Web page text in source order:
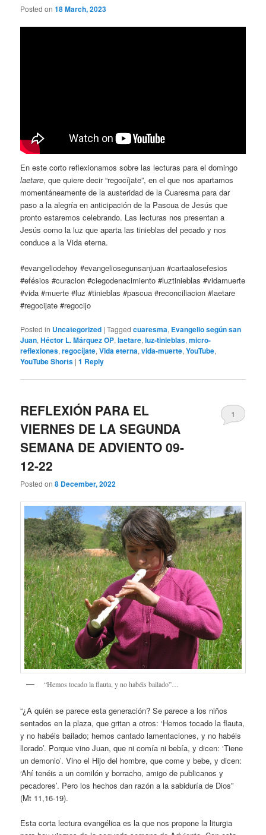
Posted on18 March, 2023
En este corto reflexionamos sobre las lecturas para el domingo
laetare, que quiere decir “regocíjate”, en el que nos apartamos
momentáneamente de la austeridad de la Cuaresma para dar
paso a la alegría en anticipación de la Pascua de Jesús que
pronto estaremos celebrando. Las lecturas nos presentan a
Jesús como la luz que aparta las tinieblas del pecado y nos
conduce a la Vida eterna.
#evangeliodehoy #evangeliosegunsanjuan #cartaalosefesios
#efésios #curacion #ciegodenacimiento #luztinieblas #vidamuerte
#vida #muerte #luz #tinieblas #pascua #reconciliacion #laetare
#regocijate #regocijo
Posted in Uncategorized |Tagged cuaresma, Evangelio según san
Juan,Héctor L. Márquez OP,laetare,luz-tinieblas,micro-
reflexiones,regocíjate,Vida eterna,vida-muerte,YouTube,
YouTube Shorts |1 Reply
REFLEXIÓN PARA EL
VIERNES DE LA SEGUNDA
SEMANA DE ADVIENTO 09-
12-22
Posted on8 December, 2022
1
“Hemos tocado la flauta, y no habéis bailado”…
“¿A quién se parece esta generación? Se parece a los niños
sentados en la plaza, que gritan a otros: ‘Hemos tocado la flauta,
y no habéis bailado; hemos cantado lamentaciones, y no habéis
llorado’. Porque vino Juan, que ni comía ni bebía, y dicen: ‘Tiene
un demonio’. Vino el Hijo del hombre, que come y bebe, y dicen:
‘Ahí tenéis a un comilón y borracho, amigo de publicanos y
pecadores’. Pero los hechos dan razón a la sabiduría de Dios”
(Mt 11,16-19).
Esta corta lectura evangélica es la que nos propone la liturgia